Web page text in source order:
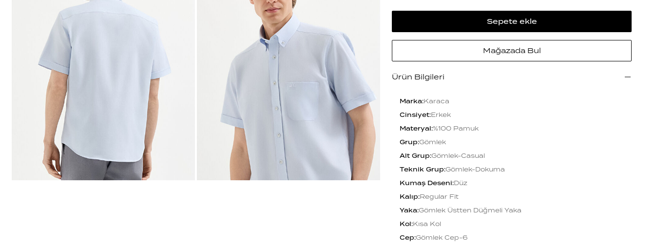
Sepete ekle
Mağazada Bul
Ürün Bilgileri
Marka:Karaca
Cinsiyet:Erkek
Materyal:%100 Pamuk
Grup:Gömlek
Alt Grup:Gömlek-Casual
Teknik Grup:Gömlek-Dokuma
Kumaş Deseni:Düz
Kalıp:Regular Fit
Yaka:Gömlek Üstten Düğmeli Yaka
Kol:Kısa Kol
Cep:Gömlek Cep-6